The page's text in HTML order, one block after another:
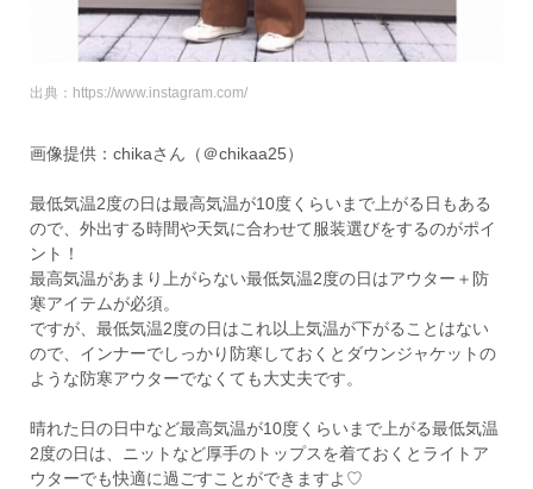
出典：https://www.instagram.com/
画像提供：chikaさん（＠chikaa25）
最低気温2度の日は最高気温が10度くらいまで上がる日もある
ので、外出する時間や天気に合わせて服装選びをするのがポイ
ント！
最高気温があまり上がらない最低気温2度の日はアウター＋防
寒アイテムが必須。
ですが、最低気温2度の日はこれ以上気温が下がることはない
ので、インナーでしっかり防寒しておくとダウンジャケットの
ような防寒アウターでなくても大丈夫です。
晴れた日の日中など最高気温が10度くらいまで上がる最低気温
2度の日は、ニットなど厚手のトップスを着ておくとライトア
ウターでも快適に過ごすことができますよ♡